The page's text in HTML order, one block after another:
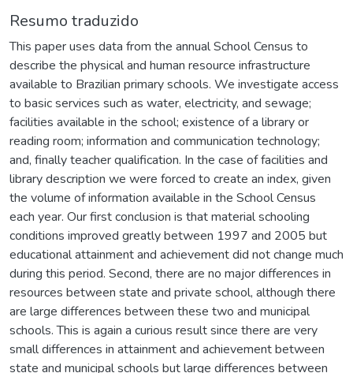
Resumo traduzido
This paper uses data from the annual School Census to
describe the physical and human resource infrastructure
available to Brazilian primary schools. We investigate access
to basic services such as water, electricity, and sewage;
facilities available in the school; existence of a library or
reading room; information and communication technology;
and, finally teacher qualification. In the case of facilities and
library description we were forced to create an index, given
the volume of information available in the School Census
each year. Our first conclusion is that material schooling
conditions improved greatly between 1997 and 2005 but
educational attainment and achievement did not change much
during this period. Second, there are no major differences in
resources between state and private school, although there
are large differences between these two and municipal
schools. This is again a curious result since there are very
small differences in attainment and achievement between
state and municipal schools but large differences between